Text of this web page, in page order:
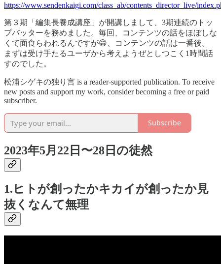
https://www.sendenkaigi.com/class_ab/contents_director_live/
第３期「編集長養成講座」が開講しまして、3期連続のトッ
プバッターを務めました。毎回、コンテンツの話をほぼしな
くて面食らわれるんですが😁、コンテンツの話は一番後。
まずは受け手たるユーザから考えようぜとしつこく1時間話
すのでした。
松浦シゲキの独り言 is a reader-supported publication. To receive
new posts and support my work, consider becoming a free or paid
subscriber.
Subscribe
2023年5月22日〜28日の徒然
1.ヒトが創ったかキカイが創ったか見
抜くなんて無理